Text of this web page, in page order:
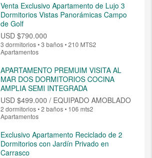
Venta Exclusivo Apartamento de Lujo 3
Dormitorios Vistas Panorámicas Campo
de Golf
USD $790.000
3 dormitorios • 3 baños • 210 MTS2
Apartamentos
APARTAMENTO PREMUIM VISITA AL
MAR DOS DORMITORIOS COCINA
AMPLIA SEMI INTEGRADA
USD $499.000 / EQUIPADO AMOBLADO
2 dormitorios • 2 baños • 106 mts2
Apartamentos
Exclusivo Apartamento Reciclado de 2
Dormitorios con Jardín Privado en
Carrasco